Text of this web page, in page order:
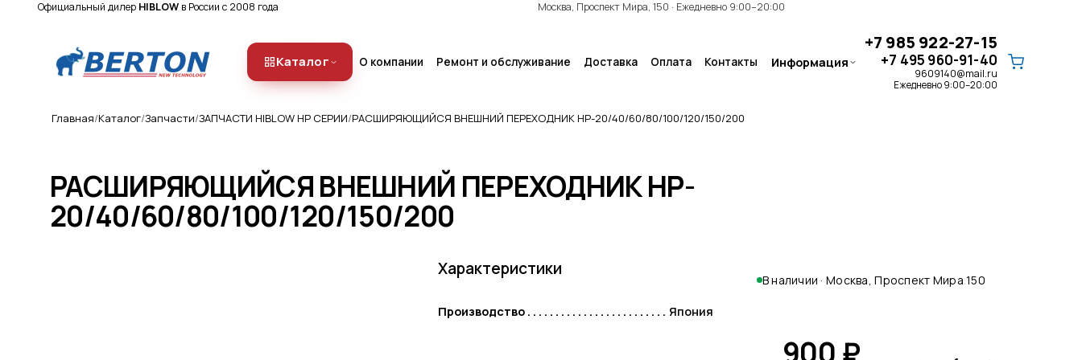
Официальный дилер HIBLOW в России с 2008 года Москва, Проспект Мира, 150 · Ежедневно 9:00–20:00
Каталог
Компрессоры
КОМПРЕССОР HIBLOW (ХИБЛОУ) XP
· КОМПРЕССОР HIBLOW (ХИБЛОУ)
Выгодные комплекты
КОМПЛЕКТЫ HAILEA+HYDRIG ·
КОМПЛЕКТЫ HIBLOW+HYDRIG ·
ТРЕХЛИНЕЙНЫЙ КЛАПАН
О компании Ремонт и обслуживание Доставка Оплата Контакты Информация
+7 985 922-27-15
+7 495 960-91-40
9609140@mail.ru
Ежедневно 9:00–20:00
О компании
Главная Каталог Запчасти ЗАПЧАСТИ HIBLOW HP СЕРИИ РАСШИРЯЮЩИЙСЯ ВНЕШНИЙ ПЕРЕХОДНИК HP-20/40/60/80/100/120/150/200
РАСШИРЯЮЩИЙСЯ ВНЕШНИЙ ПЕРЕХОДНИК HP-
20/40/60/80/100/120/150/200
Характеристики
Производство Япония
В наличии · Москва, Проспект Мира 150
900 ₽